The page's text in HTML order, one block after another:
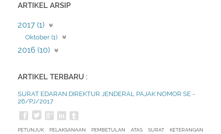
ARTIKEL ARSIP
2017 (1)
Oktober (1)
2016 (10)
ARTIKEL TERBARU :
SURAT EDARAN DIREKTUR JENDERAL PAJAK NOMOR SE -
26/PJ/2017
PETUNJUK PELAKSANAAN PEMBETULAN ATAS SURAT KETERANGAN